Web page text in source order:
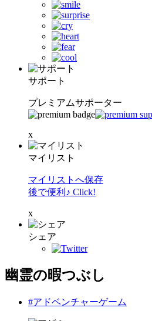
サポート
プレミアムサポーター
x
マイリスト
マイリストへ保存
後で便利♪ Click!
x
シェア
幽霊の暇つぶし
#アドベンチャーゲーム